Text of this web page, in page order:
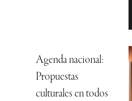
Agenda nacional:
Propuestas
culturales en todos